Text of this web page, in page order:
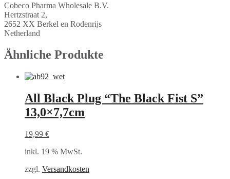
Cobeco Pharma Wholesale B.V.
Hertzstraat 2,
2652 XX Berkel en Rodenrijs
Netherland
Ähnliche Produkte
All Black Plug “The Black Fist S”
13,0×7,7cm
19,99 €
inkl. 19 % MwSt.
zzgl. Versandkosten